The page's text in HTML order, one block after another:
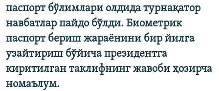
паспорт бўлимлари олдида турнақатор
навбатлар пайдо бўлди. Биометрик
паспорт бериш жараёнини бир йилга
узайтириш бўйича президентга
киритилган таклифнинг жавоби ҳозирча
номаълум.